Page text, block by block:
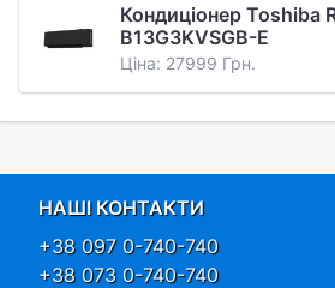
Кондиціонер Toshiba
B13G3KVSGB-E
Ціна: 27999 Грн.
НАШІ КОНТАКТИ
+38 097 0-740-740
+38 073 0-740-740